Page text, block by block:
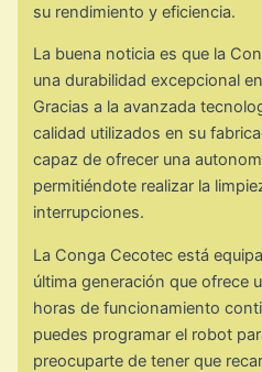
su rendimiento y eficiencia.
La buena noticia es que la
una durabilidad excepcional
Gracias a la avanzada
calidad utilizados en su
capaz de ofrecer una
permitiéndote realizar la
interrupciones.
La Conga Cecotec está
última generación que ofrece
horas de funcionamiento
puedes programar el robot
preocuparte de tener que